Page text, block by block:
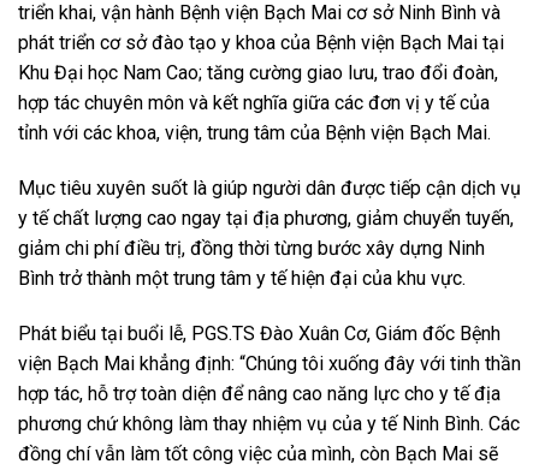
triển khai, vận hành Bệnh viện Bạch Mai cơ sở Ninh Bình và
phát triển cơ sở đào tạo y khoa của Bệnh viện Bạch Mai tại
Khu Đại học Nam Cao; tăng cường giao lưu, trao đổi đoàn,
hợp tác chuyên môn và kết nghĩa giữa các đơn vị y tế của
tỉnh với các khoa, viện, trung tâm của Bệnh viện Bạch Mai.
Mục tiêu xuyên suốt là giúp người dân được tiếp cận dịch vụ
y tế chất lượng cao ngay tại địa phương, giảm chuyển tuyến,
giảm chi phí điều trị, đồng thời từng bước xây dựng Ninh
Bình trở thành một trung tâm y tế hiện đại của khu vực.
Phát biểu tại buổi lễ, PGS.TS Đào Xuân Cơ, Giám đốc Bệnh
viện Bạch Mai khẳng định: “Chúng tôi xuống đây với tinh thần
hợp tác, hỗ trợ toàn diện để nâng cao năng lực cho y tế địa
phương chứ không làm thay nhiệm vụ của y tế Ninh Bình. Các
đồng chí vẫn làm tốt công việc của mình, còn Bạch Mai sẽ